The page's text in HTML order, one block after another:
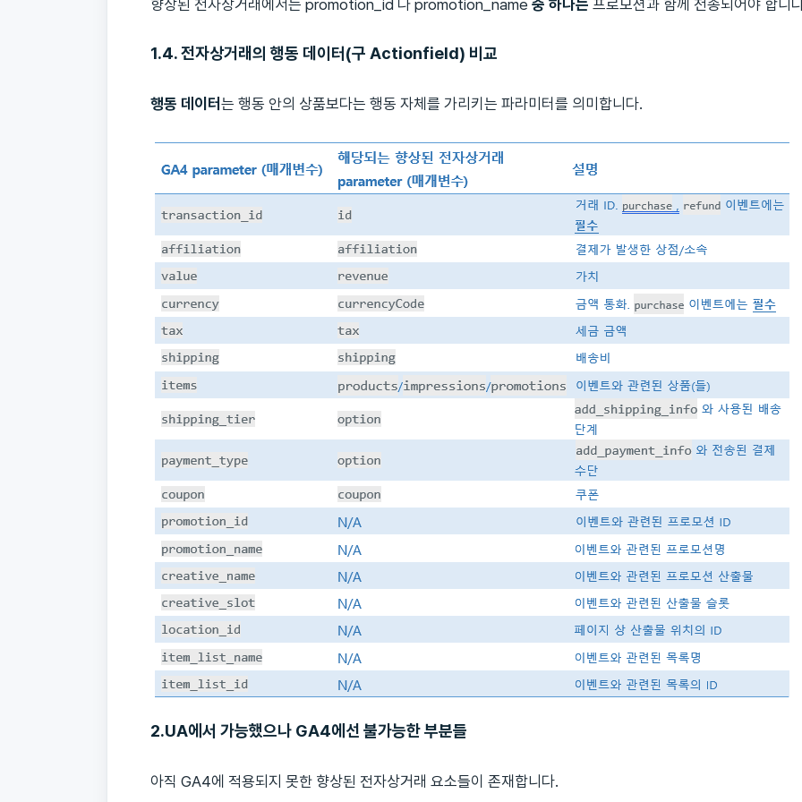
향상된 전자상거래에서는 promotion_id 나 promotion_name 중 하나는 프로모션과 함께 전송되어야 합니
1.4. 전자상거래의 행동 데이터 (구 Actionfield) 비교
행동 데이터 는 행동 안의 상품보다는 행동 자체를 가리키는 파라미터를 의미합니다.
2.UA에서 가능했으나 GA4에선 불가능한 부분들
아직 GA4에 적용되지 못한 향상된 전자상거래 요소들이 존재합니다.